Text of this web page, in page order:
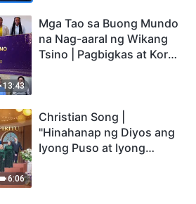
Mga Tinig ng Papuri
13:43
Mga Tao sa Buong Mundo
na Nag-aaral ng Wikang
Tsino | Pagbigkas at Koro:
Papuri
6:06
Christian Song |
"Hinahanap ng Diyos ang
Iyong Puso at Iyong